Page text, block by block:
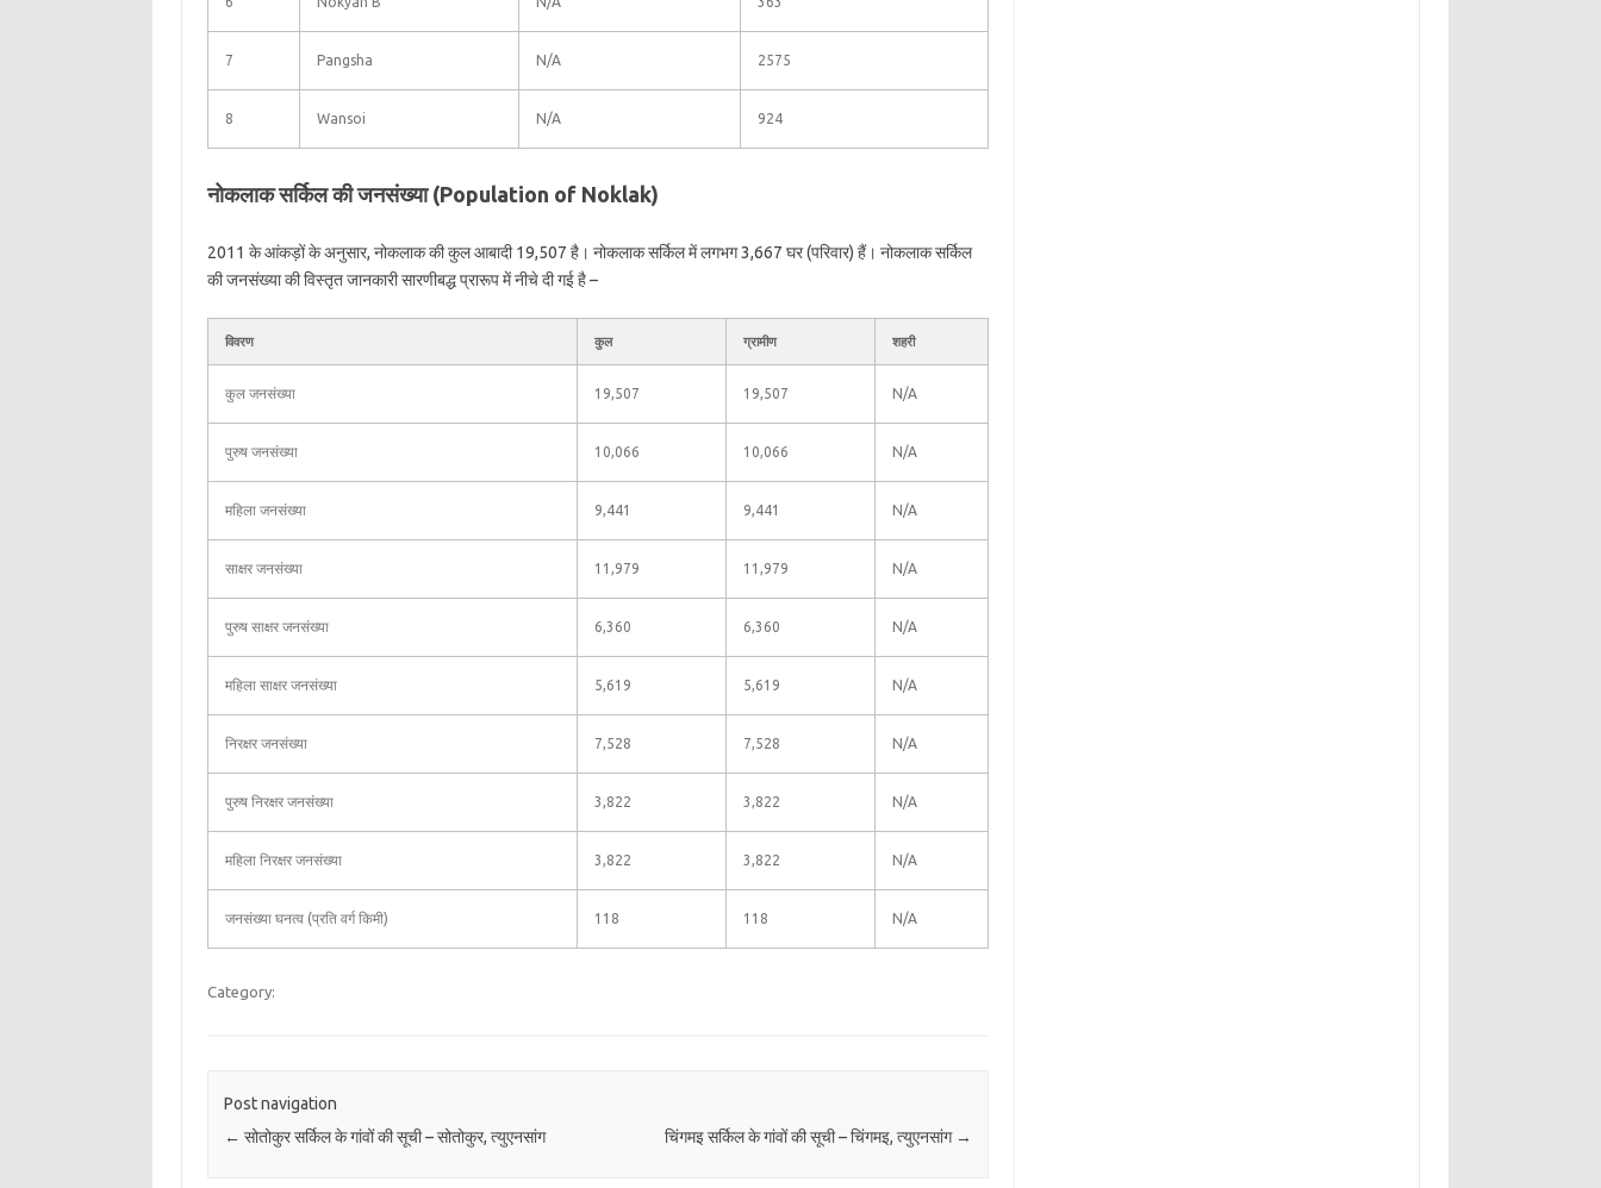
7 Pangsha N/A 2575
8 Wansoi N/A 924
नोकलाक सर्किल की जनसंख्या (Population of Noklak)
2011 के आंकड़ों के अनुसार, नोकलाक की कुल आबादी 19,507 है। नोकलाक सर्किल में लगभग 3,667 घर (परिवार) हैं। नोकलाक सर्किल
की जनसंख्या की विस्तृत जानकारी सारणीबद्ध प्रारूप में नीचे दी गई है –
विवरण कुल ग्रामीण शहरी
कुल जनसंख्या 19,507 19,507 N/A
पुरुष जनसंख्या 10,066 10,066 N/A
महिला जनसंख्या 9,441 9,441 N/A
साक्षर जनसंख्या 11,979 11,979 N/A
पुरुष साक्षर जनसंख्या 6,360 6,360 N/A
महिला साक्षर जनसंख्या 5,619 5,619 N/A
निरक्षर जनसंख्या 7,528 7,528 N/A
पुरुष निरक्षर जनसंख्या 3,822 3,822 N/A
महिला निरक्षर जनसंख्या 3,822 3,822 N/A
जनसंख्या घनत्व (प्रति वर्ग किमी) 118 118 N/A
Category:
Post navigation
← सोतोकुर सर्किल के गांवों की सूची – सोतोकुर, त्युएनसांग चिंगमइ सर्किल के गांवों की सूची – चिंगमइ, त्युएनसांग →